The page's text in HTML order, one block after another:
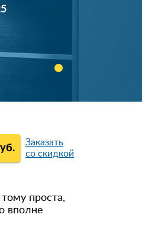
Заказать
со скидкой
проста,
вполне